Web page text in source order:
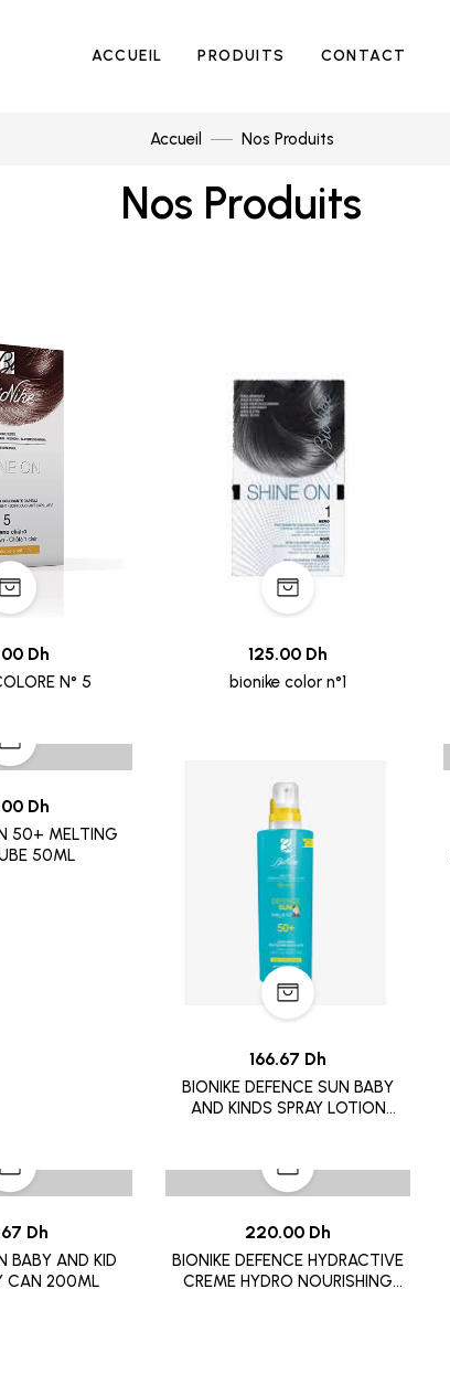
ACCUEIL PRODUITS CONTACT
Accueil Nos Produits
Nos Produits
Dh
N° 5
125.00 Dh
bionike color n°1
Dh
50+ MELTING
50ML
166.67 Dh
BIONIKE DEFENCE SUN BABY
AND KINDS SPRAY LOTION
Dh
BABY AND KID
CAN 200ML
220.00 Dh
BIONIKE DEFENCE HYDRACTIVE
CREME HYDRO NOURISHING